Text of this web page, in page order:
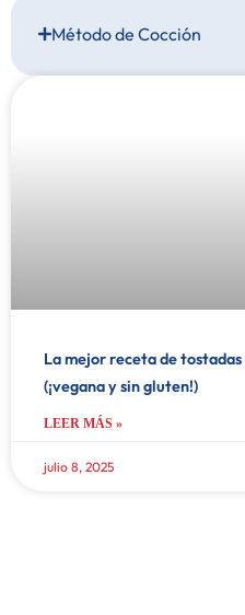
Método de Cocción
La mejor receta de
(¡vegana y sin gluten!)
LEER MÁS »
julio 8, 2025